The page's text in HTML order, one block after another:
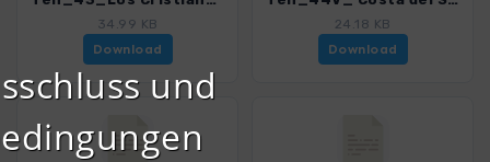
34.99 KB
Download
24.18 KB
Download
und